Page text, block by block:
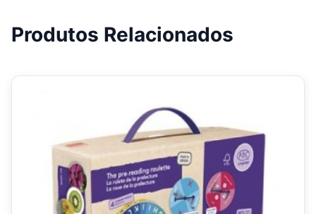
Produtos Relacionados